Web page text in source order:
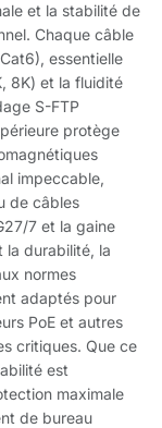
et la stabilité de
Chaque câble
essentielle
8K) et la fluidité
S-FTP
protège
impeccable,
de câbles
7 et la gaine
la durabilité, la
normes
adaptés pour
PoE et autres
critiques. Que ce
est
maximale
de bureau